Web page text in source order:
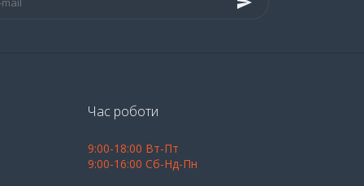
Час роботи
9:00-18:00 Вт-Пт
9:00-16:00 Сб-Нд-Пн